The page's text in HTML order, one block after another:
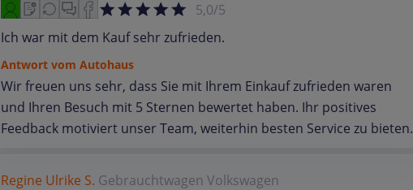
5,0/5
Ich war mit dem Kauf sehr zufrieden.
Antwort vom Autohaus
Wir freuen uns sehr, dass Sie mit Ihrem Einkauf zufrieden waren
und Ihren Besuch mit 5 Sternen bewertet haben. Ihr positives
Feedback motiviert unser Team, weiterhin besten Service zu bieten.
Regine Ulrike S. Gebrauchtwagen Volkswagen